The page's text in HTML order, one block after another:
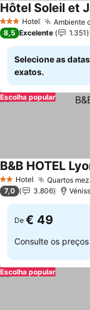
3 EstrelasHotel Ambiente
Hôtel Soleil et
8,5 Excelente 1.351
Selecione as
exatos.
Escolha popular
2 Estrelas
Hotel Quartos
B&B HOTEL
7,0 3.806
De € 49
Consulte os
Escolha popular